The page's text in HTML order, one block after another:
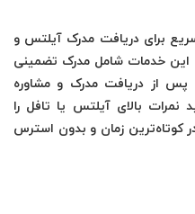
برای دریافت مدرک آیلتس و
این خدمات شامل مدرک تضمینی
پس از دریافت مدرک و مشاوره
نمرات بالای آیلتس یا تافل را
کوتاه‌ترین زمان و بدون استرس